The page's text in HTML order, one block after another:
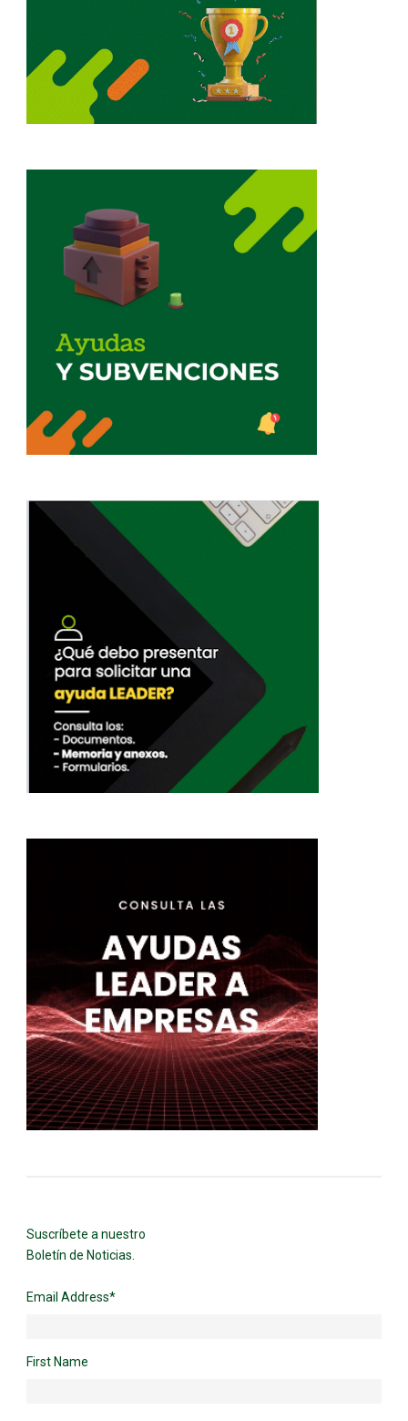
Suscríbete a nuestro
Boletín de Noticias.
Email Address*
First Name